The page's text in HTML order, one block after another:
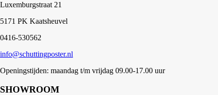
Luxemburgstraat 21
5171 PK Kaatsheuvel
0416-530562
info@schuttingposter.nl
Openingstijden: maandag t/m vrijdag 09.00-17.00 uur
SHOWROOM